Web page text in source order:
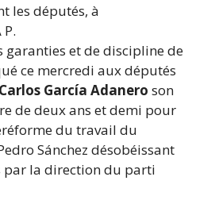
les députés, à
P.
garanties et de discipline de
ce mercredi aux députés
Carlos García Adanero son
de deux ans et demi pour
réforme du travail du
Sánchez désobéissant
par la direction du parti